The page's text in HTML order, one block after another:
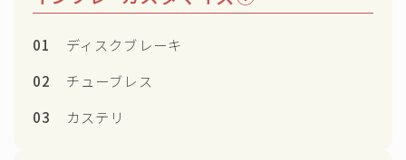
01
ディスクブレーキ
02
チューブレス
03
カステリ